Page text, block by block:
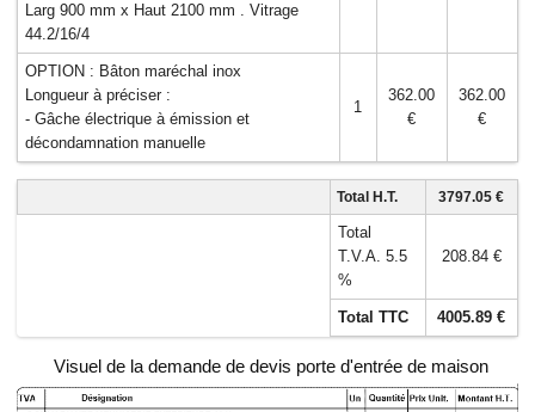
Larg 900 mm x Haut 2100 mm . Vitrage
44.2/16/4
OPTION : Bâton maréchal inox
Longueur à préciser :
- Gâche électrique à émission et
décondamnation manuelle
1
362.00
€
362.00
€
Total H.T. 3797.05 €
Total
T.V.A. 5.5
%
208.84 €
Total TTC 4005.89 €
Visuel de la demande de devis porte d'entrée de maison